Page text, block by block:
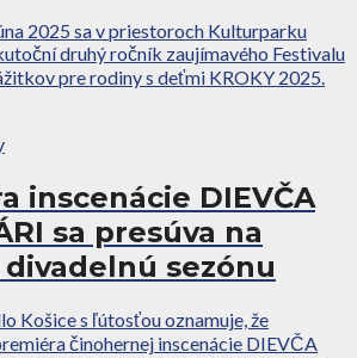
2025 sa v priestoroch Kulturparku
druhý ročník zaujímavého Festivalu
pre rodiny s deťmi KROKY 2025.
inscenácie DIEVČA
sa presúva na
sezónu
Košice s ľútosťou oznamuje, že
činohernej inscenácie DIEVČA